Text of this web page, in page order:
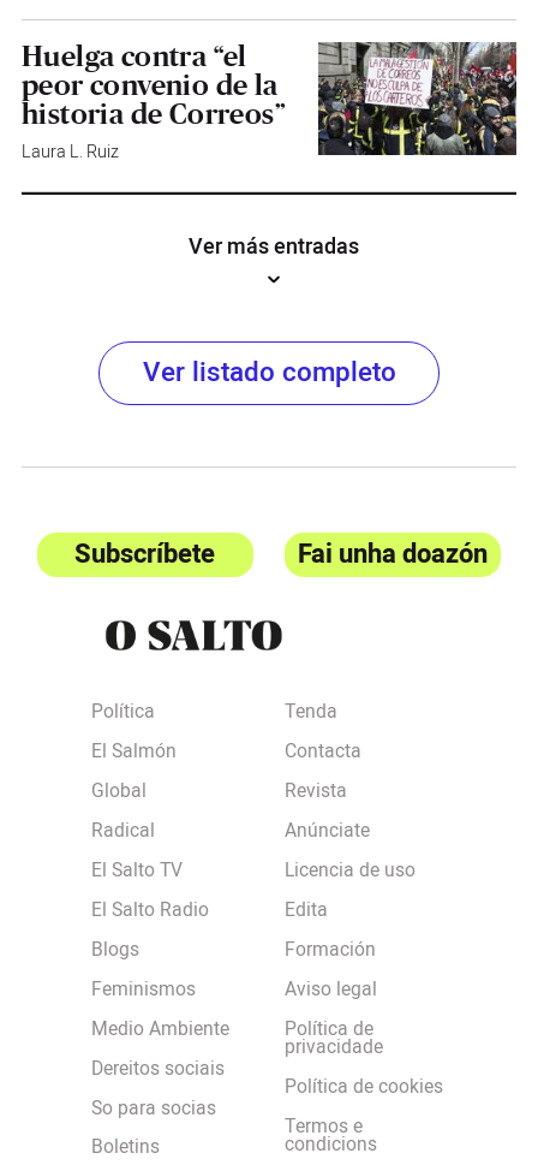
Huelga contra “el
peor convenio de la
historia de Correos”
Laura L. Ruiz
Ver más entradas
Ver listado completo
Subscríbete Fai unha doazón
Política
El Salmón
Global
Radical
El Salto TV
El Salto Radio
Blogs
Feminismos
Medio Ambiente
Dereitos sociais
So para socias
Boletins
Tenda
Contacta
Revista
Anúnciate
Licencia de uso
Edita
Formación
Aviso legal
Política de
privacidade
Política de cookies
Termos e
condicions